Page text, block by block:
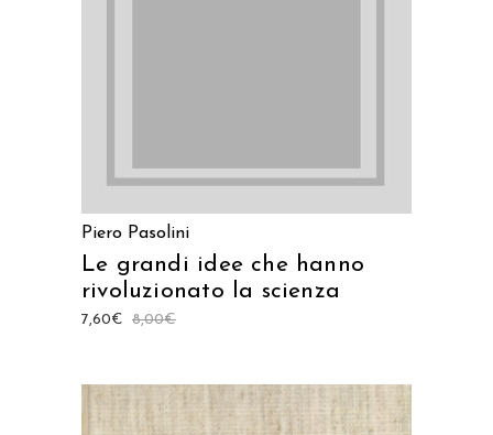
Piero Pasolini
Le grandi idee che hanno
rivoluzionato la scienza
8,00€
7,60€